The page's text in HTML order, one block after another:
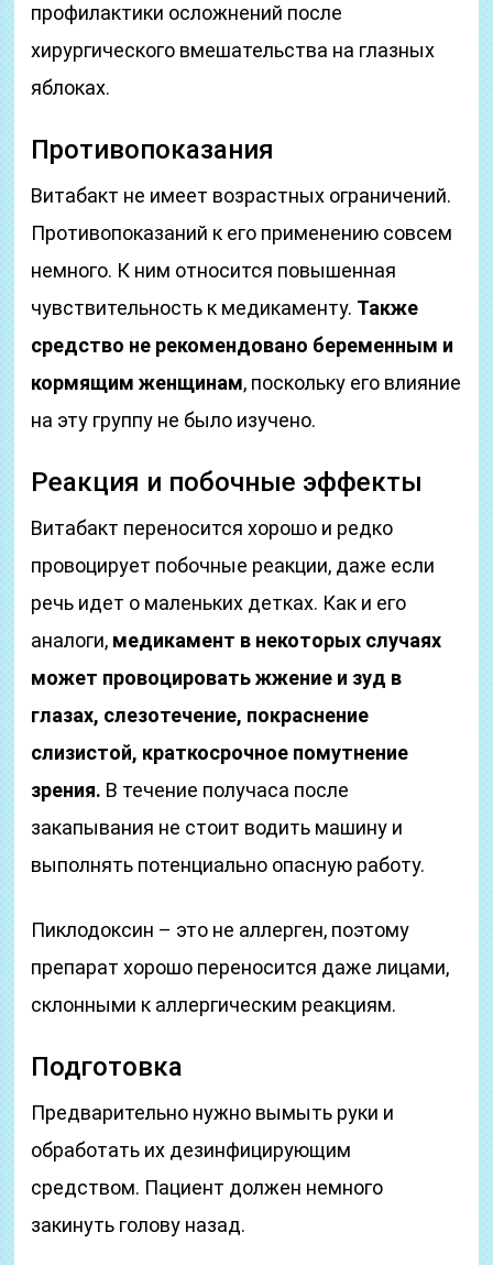
профилактики осложнений после
хирургического вмешательства на глазных
яблоках.
Противопоказания
Витабакт не имеет возрастных ограничений.
Противопоказаний к его применению совсем
немного. К ним относится повышенная
чувствительность к медикаменту. Также
средство не рекомендовано беременным и
кормящим женщинам, поскольку его влияние
на эту группу не было изучено.
Реакция и побочные эффекты
Витабакт переносится хорошо и редко
провоцирует побочные реакции, даже если
речь идет о маленьких детках. Как и его
аналоги, медикамент в некоторых случаях
может провоцировать жжение и зуд в
глазах, слезотечение, покраснение
слизистой, краткосрочное помутнение
зрения. В течение получаса после
закапывания не стоит водить машину и
выполнять потенциально опасную работу.
Пиклодоксин – это не аллерген, поэтому
препарат хорошо переносится даже лицами,
склонными к аллергическим реакциям.
Подготовка
Предварительно нужно вымыть руки и
обработать их дезинфицирующим
средством. Пациент должен немного
закинуть голову назад.